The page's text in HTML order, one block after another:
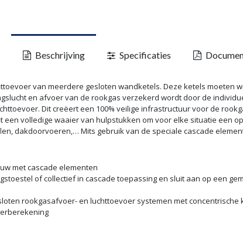
Beschrijving Specificaties
van meerdere gesloten wandketels. Deze ketels moeten
en afvoer van de rookgas verzekerd wordt door de
Dit creëert een 100% veilige infrastructuur voor de
volledige waaier van hulpstukken om voor elke situatie een
dakdoorvoeren,… Mits gebruik van de speciale cascade
met cascade elementen
of collectief in cascade toepassing en sluit aan op een
rookgasafvoer- en luchttoevoer systemen met concentrische